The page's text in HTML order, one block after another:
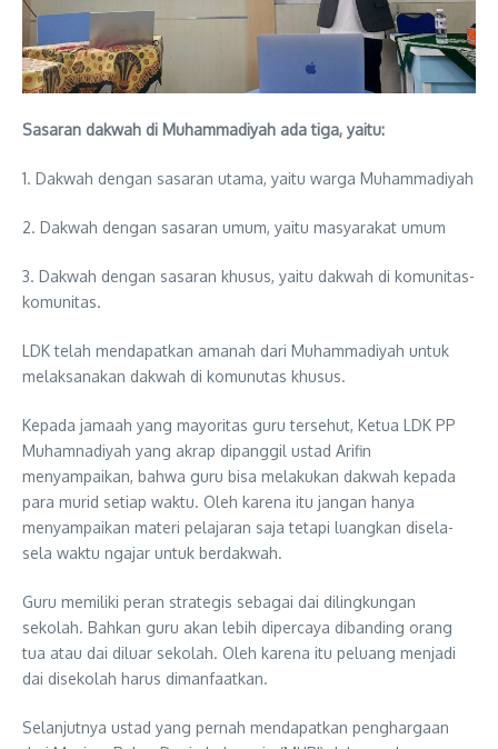
Sasaran dakwah di Muhammadiyah ada tiga, yaitu:
1. Dakwah dengan sasaran utama, yaitu warga Muhammadiyah
2. Dakwah dengan sasaran umum, yaitu masyarakat umum
3. Dakwah dengan sasaran khusus, yaitu dakwah di komunitas-
komunitas.
LDK telah mendapatkan amanah dari Muhammadiyah untuk
melaksanakan dakwah di komunutas khusus.
Kepada jamaah yang mayoritas guru tersehut, Ketua LDK PP
Muhamnadiyah yang akrap dipanggil ustad Arifin
menyampaikan, bahwa guru bisa melakukan dakwah kepada
para murid setiap waktu. Oleh karena itu jangan hanya
menyampaikan materi pelajaran saja tetapi luangkan disela-
sela waktu ngajar untuk berdakwah.
Guru memiliki peran strategis sebagai dai dilingkungan
sekolah. Bahkan guru akan lebih dipercaya dibanding orang
tua atau dai diluar sekolah. Oleh karena itu peluang menjadi
dai disekolah harus dimanfaatkan.
Selanjutnya ustad yang pernah mendapatkan penghargaan